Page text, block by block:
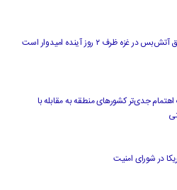
ظرف ۲ روز آینده امیدوار است
جدی‌تر کشورهای منطقه به مقابله با
در شورای امنیت